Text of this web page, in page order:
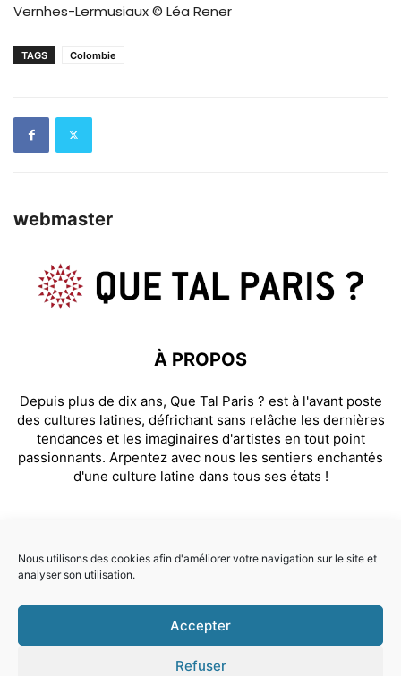
Vernhes-Lermusiaux © Léa Rener
TAGS Colombie
webmaster
À PROPOS
Depuis plus de dix ans, Que Tal Paris ? est à l'avant poste
des cultures latines, défrichant sans relâche les dernières
tendances et les imaginaires d'artistes en tout point
passionnants. Arpentez avec nous les sentiers enchantés
d'une culture latine dans tous ses états !
Facebook
© Que Tal Paris ? 2026
Nous utilisons des cookies afin d'améliorer votre navigation sur le site et
analyser son utilisation.
Accepter
Refuser